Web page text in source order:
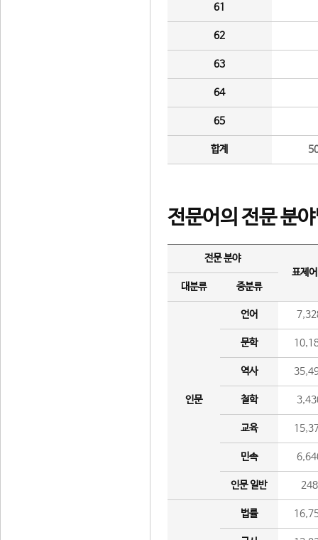
61
62
63
64
65
합계
전문어의 전문 분
전문 분야
표제
대분류
중분류
인문
언어
문학
역사
철학
교육
민속
인문 일반 248
법률